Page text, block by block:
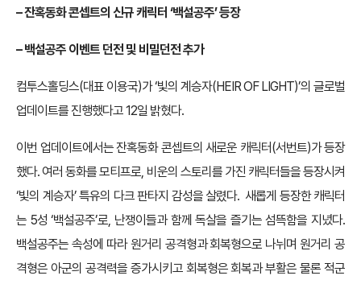
–잔혹동화 콘셉트의 신규 캐릭터 ‘백설공주’ 등장
–백설공주 이벤트 던전 및 비밀던전 추가
컴투스홀딩스(대표 이용국)가 ‘빛의 계승자(HEIR OF LIGHT)’의 글로벌
업데이트를 진행했다고 12일 밝혔다.
이번 업데이트에서는 잔혹동화 콘셉트의 새로운 캐릭터(서번트)가 등장
했다. 여러 동화를 모티프로, 비운의 스토리를 가진 캐릭터들을 등장시켜
‘빛의 계승자’ 특유의 다크 판타지 감성을 살렸다. 새롭게 등장한 캐릭터
는 5성 ‘백설공주’로, 난쟁이들과 함께 독살을 즐기는 섬뜩함을 지녔다.
백설공주는 속성에 따라 원거리 공격형과 회복형으로 나뉘며 원거리 공
격형은 아군의 공격력을 증가시키고 회복형은 회복과 부활은 물론 적군